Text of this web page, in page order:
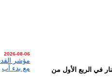
تحقق أرباح بمقدار 3.47 مليون دينار في الربع الأول من
2026-08-06
مؤشر
مع بدء آب